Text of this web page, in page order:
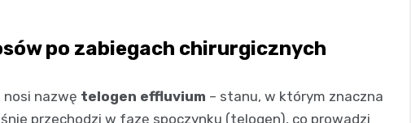
po zabiegach chirurgicznych
nazwę telogen effluvium – stanu, w którym znaczna
przechodzi w fazę spoczynku (telogen), co prowadzi